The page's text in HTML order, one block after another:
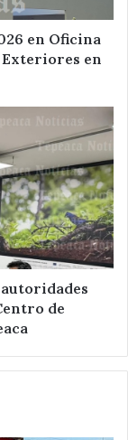
en Oficina
Exteriores en
de